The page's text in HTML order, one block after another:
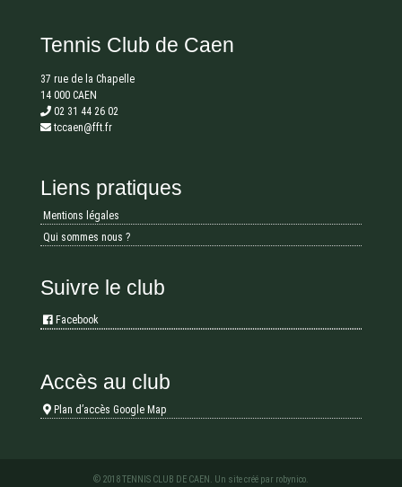
Tennis Club de Caen
37 rue de la Chapelle
14 000 CAEN
02 31 44 26 02
tccaen@fft.fr
Liens pratiques
Mentions légales
Qui sommes nous ?
Suivre le club
Facebook
Accès au club
Plan d’accès Google Map
© 2018 TENNIS CLUB DE CAEN. Un site créé par robynico.